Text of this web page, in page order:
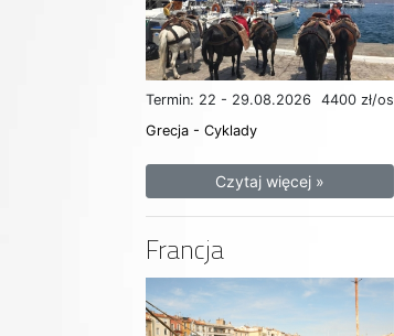
Termin: 22 - 29.08.2026
4400 zł/os
Grecja - Cyklady
Czytaj więcej »
Francja